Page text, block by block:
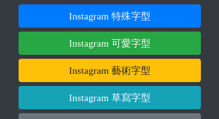
Instagram 特殊字型
Instagram 可愛字型
Instagram 藝術字型
Instagram 草寫字型